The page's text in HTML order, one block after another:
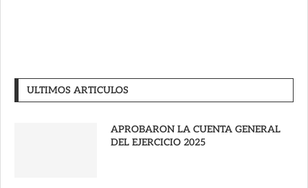
ULTIMOS ARTICULOS
APROBARON LA CUENTA GENERAL
DEL EJERCICIO 2025